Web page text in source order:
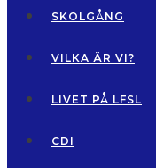
SKOLGÅNG
VILKA ÄR VI?
LIVET PÅ LFSL
CDI